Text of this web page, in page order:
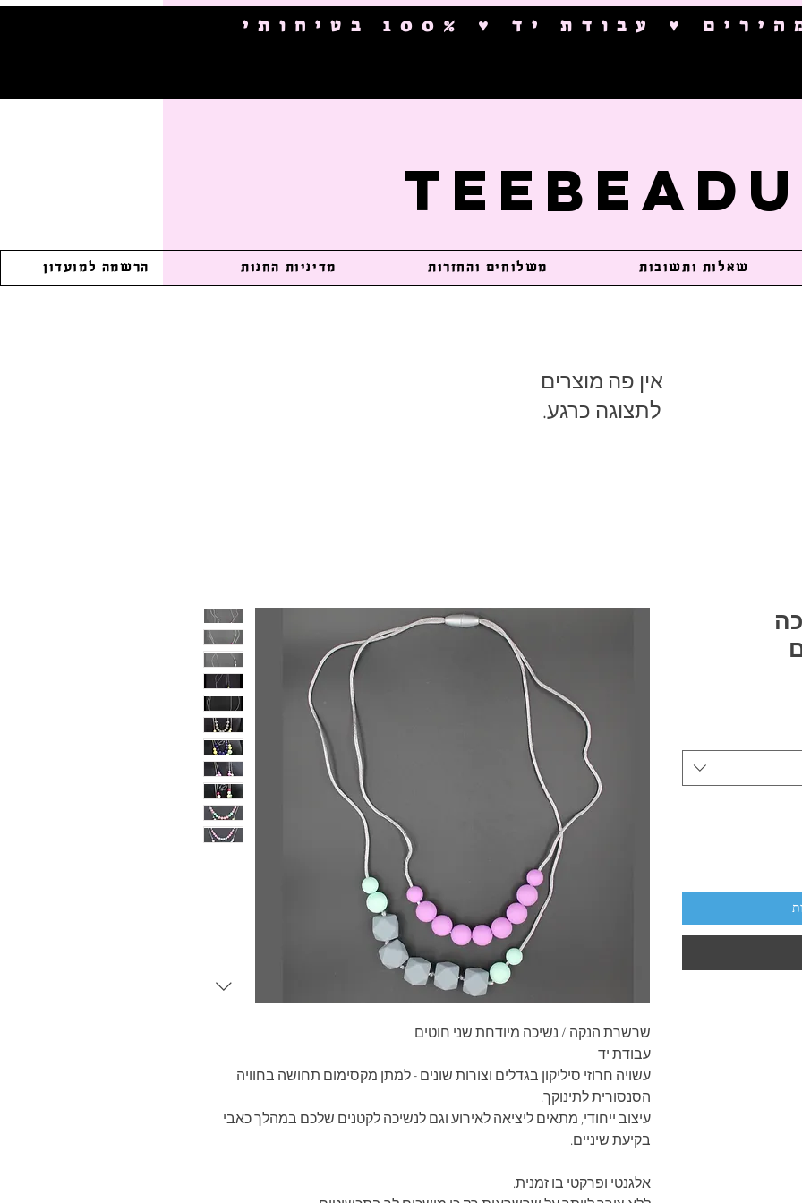
♥ עבודת יד ♥ 100% בטיחותי
TeeBeadU
שאלות ותשובות משלוחים והחזרות מדיניות החנות הרשמה למועדון
לתצוגה כרגע.
שרשרת הנקה / נשיכה מיודחת שני חוטים
עבודת יד
עשויה חרוזי סיליקון בגדלים וצורות שונים - למתן מקסימום תחושה בחוויה
הסנסורית לתינוקך.
עיצוב ייחודי, מתאים ליציאה לאירוע וגם לנשיכה לקטנים שלכם במהלך כאבי
בקיעת שיניים.
אלגנטי ופרקטי בו זמנית.